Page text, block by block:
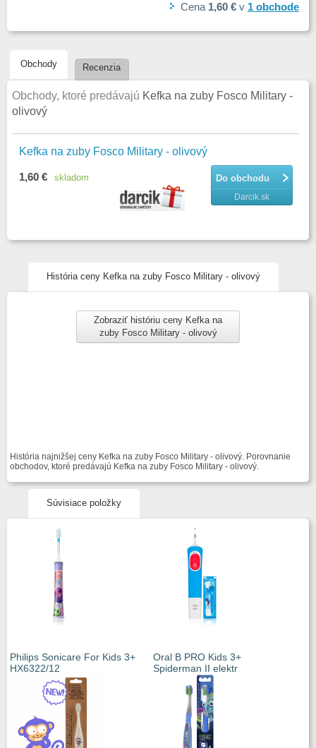
Cena 1,60 € v 1 obchode
Obchody Recenzia
Obchody, ktoré predávajú Kefka na zuby Fosco Military -
olivový
Kefka na zuby Fosco Military - olivový
Do obchodu
Darcik.sk
1,60 € skladom
História ceny Kefka na zuby Fosco Military - olivový
Zobraziť históriu ceny Kefka na
zuby Fosco Military - olivový
História najnižšej ceny Kefka na zuby Fosco Military - olivový. Porovnanie
obchodov, ktoré predávajú Kefka na zuby Fosco Military - olivový.
Súvisiace položky
Philips Sonicare For Kids 3+
HX6322/12
Oral B PRO Kids 3+
Spiderman II elektr